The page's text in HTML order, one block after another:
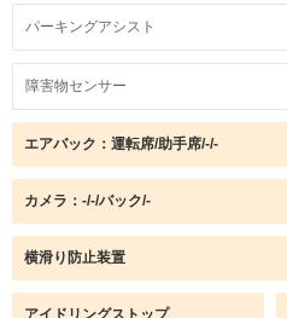
パーキングアシスト
障害物センサー
エアバック：運転席/助手席/-/-
カメラ：-/-/バック/-
横滑り防止装置
アイドリングストップ